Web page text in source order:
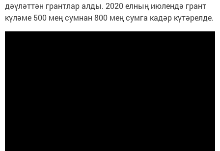
дәүләттән грантлар алды. 2020 елның июлендә грант
күләме 500 мең сумнан 800 мең сумга кадәр күтәрелде.